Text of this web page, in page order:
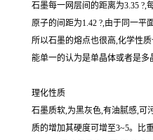
石墨每一网层间的距离为3.35 ?,
原子的间距为1.42 ?,由于同一平
所以石墨的熔点也很高,化学性
能单一的认为是单晶体或者是多
理化性质
石墨质软,为黑灰色,有油腻感,可
质的增加其硬度可增至3~5。比